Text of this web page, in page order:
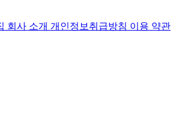
회사 소개 개인정보취급방침 이용 약관